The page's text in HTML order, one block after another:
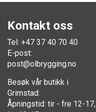
Kontakt oss
Tel: +47 37 40 70 40
E-post:
post@olbrygging.no
Besøk vår butikk i
Grimstad:
Åpningstid: tir - fre 12-17,